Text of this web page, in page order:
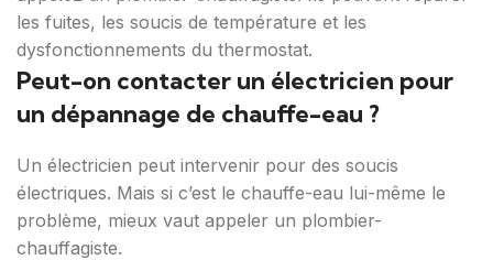
les fuites, les soucis de température et les
dysfonctionnements du thermostat.
Peut-on contacter un électricien pour
un dépannage de chauffe-eau ?
Un électricien peut intervenir pour des soucis
électriques. Mais si c’est le chauffe-eau lui-même le
problème, mieux vaut appeler un plombier-
chauffagiste.